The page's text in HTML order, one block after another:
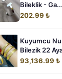
Bileklik - Ga...
202.99 ₺
Kuyumcu
Bilezik 22
93,136.99 ₺